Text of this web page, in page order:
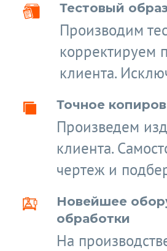
Тестовый
Производим
корректируем
клиента.
Точное
Произведем
клиента.
чертеж и
Новейшее
обработки
На